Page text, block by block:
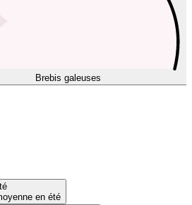
Brebis galeuses
en été